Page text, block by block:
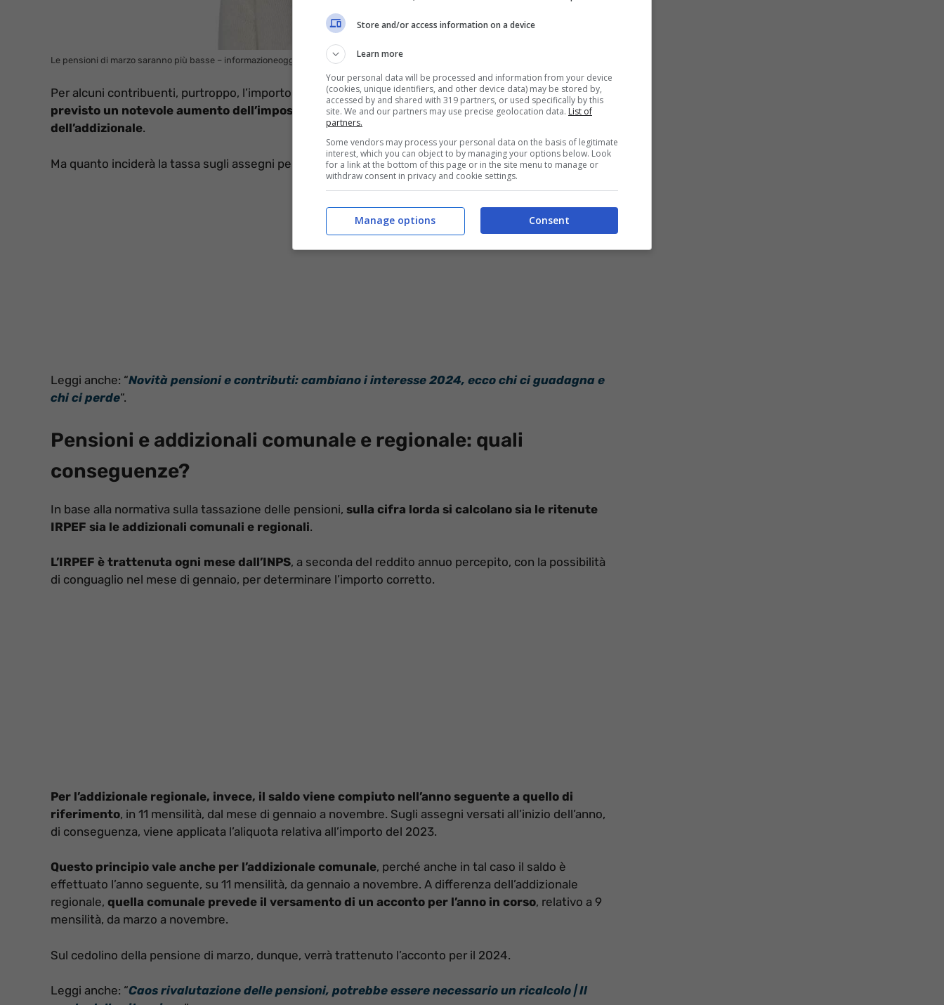
Le pensioni di marzo saranno più basse – informazioneoggi.it
Per alcuni contribuenti, purtroppo, l’importo da pagare sarà più elevato, perchéin alcuni Comuni è
previsto un notevole aumento dell’imposta
. Nel dettaglio,l’acconto ammonta al 30%
dell’addizionale.
Ma quanto inciderà la tassa sugli assegni pensionistici di marzo? Scopriamolo.
Leggi anche: “Novità pensioni e contributi: cambiano i interesse 2024, ecco chi ci guadagna e
chi ci perde“.
Pensioni e addizionali comunale e regionale: quali
conseguenze?
In base alla normativa sulla tassazione delle pensioni, sulla cifra lorda si calcolano sia le ritenute
IRPEF sia le addizionali comunali e regionali.
L’IRPEF è trattenuta ogni mese dall’INPS, a seconda del reddito annuo percepito, con la possibilità
di conguaglio nel mese di gennaio, per determinare l’importo corretto.
Per l’addizionale regionale, invece, il saldo viene compiuto nell’anno seguente a quello di
riferimento, in 11 mensilità, dal mese di gennaio a novembre. Sugli assegni versati all’inizio dell’anno,
di conseguenza, viene applicata l’aliquota relativa all’importo del 2023.
Questo principio vale anche per l’addizionale comunale, perché anche in tal caso il saldo è
effettuato l’anno seguente, su 11 mensilità, da gennaio a novembre. A differenza dell’addizionale
regionale, quella comunale prevede il versamento di un acconto per l’anno in corso, relativo a 9
mensilità, da marzo a novembre.
Sul cedolino della pensione di marzo, dunque, verrà trattenuto l’acconto per il 2024.
Leggi anche: “Caos rivalutazione delle pensioni, potrebbe essere necessario un ricalcolo | Il
Store and/or access information on a device
Learn more
Your personal data will be processed and information from your device
(cookies, unique identifiers, and other device data) may be stored by,
accessed by and shared with 319 partners, or used specifically by this
site. We and our partners may use precise geolocation data. List of
partners.
Some vendors may process your personal data on the basis of legitimate
interest, which you can object to by managing your options below. Look
for a link at the bottom of this page or in the site menu to manage or
withdraw consent in privacy and cookie settings.
Consent
Manage options